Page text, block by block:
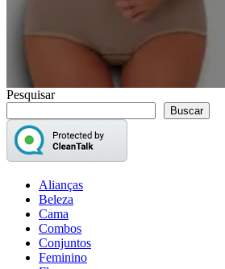
Pesquisar
Buscar
Alianças
Beleza
Cama
Combos
Conjuntos
Feminino